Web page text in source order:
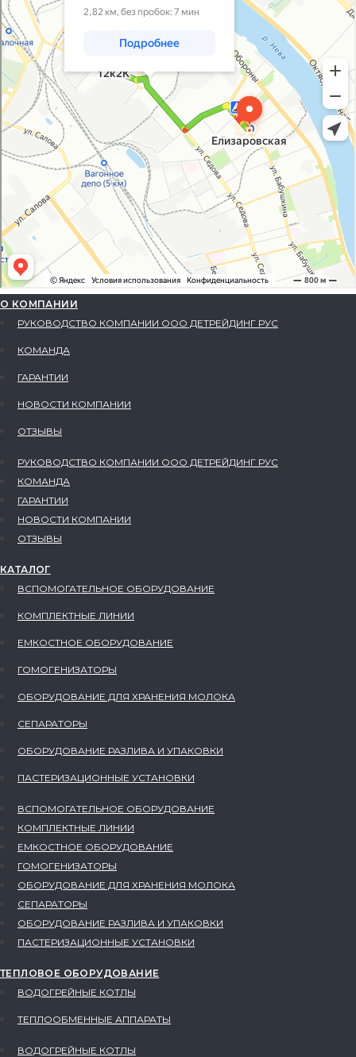
О КОМПАНИИ
РУКОВОДСТВО КОМПАНИИ ООО ДЕТРЕЙДИНГ РУС
КОМАНДА
ГАРАНТИИ
НОВОСТИ КОМПАНИИ
ОТЗЫВЫ
РУКОВОДСТВО КОМПАНИИ ООО ДЕТРЕЙДИНГ РУС
КОМАНДА
ГАРАНТИИ
НОВОСТИ КОМПАНИИ
ОТЗЫВЫ
КАТАЛОГ
ВСПОМОГАТЕЛЬНОЕ ОБОРУДОВАНИЕ
КОМПЛЕКТНЫЕ ЛИНИИ
ЕМКОСТНОЕ ОБОРУДОВАНИЕ
ГОМОГЕНИЗАТОРЫ
ОБОРУДОВАНИЕ ДЛЯ ХРАНЕНИЯ МОЛОКА
СЕПАРАТОРЫ
ОБОРУДОВАНИЕ РАЗЛИВА И УПАКОВКИ
ПАСТЕРИЗАЦИОННЫЕ УСТАНОВКИ
ВСПОМОГАТЕЛЬНОЕ ОБОРУДОВАНИЕ
КОМПЛЕКТНЫЕ ЛИНИИ
ЕМКОСТНОЕ ОБОРУДОВАНИЕ
ГОМОГЕНИЗАТОРЫ
ОБОРУДОВАНИЕ ДЛЯ ХРАНЕНИЯ МОЛОКА
СЕПАРАТОРЫ
ОБОРУДОВАНИЕ РАЗЛИВА И УПАКОВКИ
ПАСТЕРИЗАЦИОННЫЕ УСТАНОВКИ
ТЕПЛОВОЕ ОБОРУДОВАНИЕ
ВОДОГРЕЙНЫЕ КОТЛЫ
ТЕПЛООБМЕННЫЕ АППАРАТЫ
ВОДОГРЕЙНЫЕ КОТЛЫ